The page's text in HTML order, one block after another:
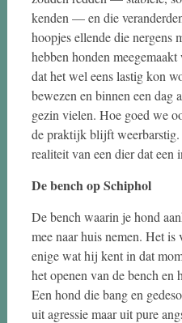
kenden — en die
hoopjes ellende die nergens
hebben honden
dat het wel eens lastig kon
bewezen en binnen een dag
gezin vielen. Hoe goed we
de praktijk blijft
realiteit van een dier dat een
De bench op Schiphol
De bench waarin je hond
mee naar huis nemen. Het
enige wat hij kent in dat
het openen van de bench en
Een hond die bang en
uit agressie maar uit pure